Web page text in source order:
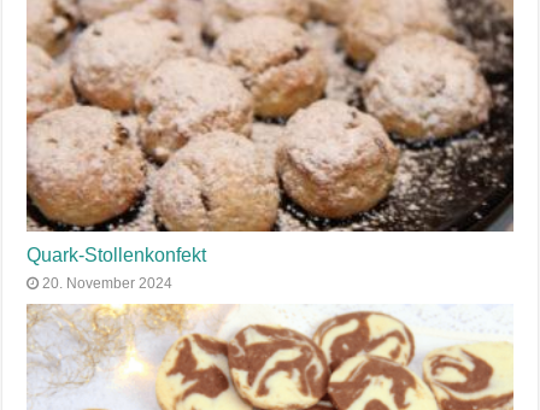
Quark-Stollenkonfekt
20. November 2024